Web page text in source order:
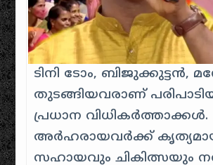
ടിനി ടോം, ബിജുക്കുട്ടന്‍,
തുടങ്ങിയവരാണ്
പ്രധാന വിധികര്‍ത്താക്കള്‍.
അര്‍ഹരായവര്‍ക്ക്
സഹായവും ചികിത്സയും